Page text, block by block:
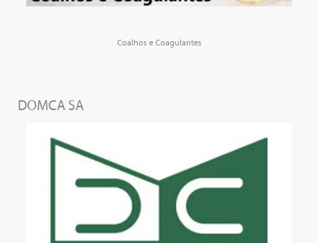
Coalhos e Coagulantes
DOMCA SA